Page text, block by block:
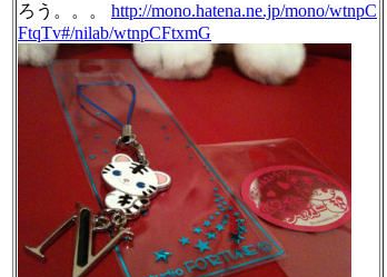
ろう。。。 http://mono.hatena.ne.jp/mono/wtnpC
FtqTv#/nilab/wtnpCFtxmG